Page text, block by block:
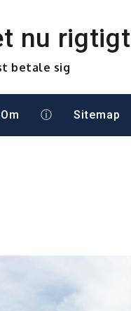
nu rigtigt
betale sig
Om ⓘ Sitemap